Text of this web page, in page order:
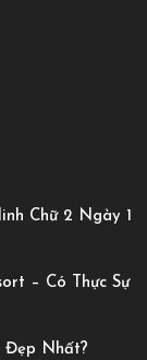
Chữ 2 Ngày 1
– Có Thực Sự
Đẹp Nhất?